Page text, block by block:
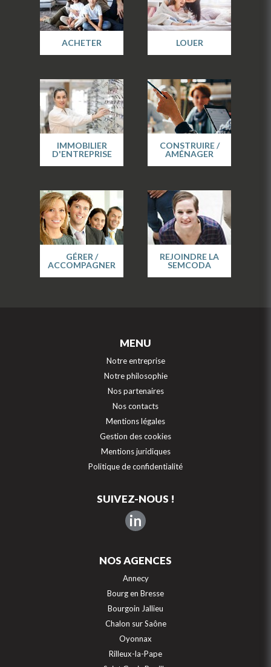
ACHETER LOUER
IMMOBILIER
D'ENTREPRISE
CONSTRUIRE /
AMÉNAGER
GÉRER /
ACCOMPAGNER
REJOINDRE LA
SEMCODA
MENU
Notre entreprise
Notre philosophie
Nos partenaires
Nos contacts
Mentions légales
Gestion des cookies
Mentions juridiques
Politique de confidentialité
SUIVEZ-NOUS !
in
NOS AGENCES
Annecy
Bourg en Bresse
Bourgoin Jallieu
Chalon sur Saône
Oyonnax
Rilleux-la-Pape